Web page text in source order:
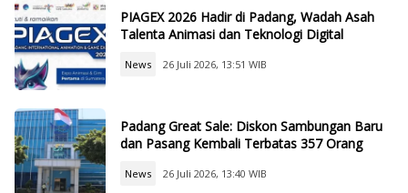
PIAGEX 2026 Hadir di Padang, Wadah Asah
Talenta Animasi dan Teknologi Digital
News 26 Juli 2026, 13:51 WIB
Padang Great Sale: Diskon Sambungan Baru
dan Pasang Kembali Terbatas 357 Orang
News 26 Juli 2026, 13:40 WIB